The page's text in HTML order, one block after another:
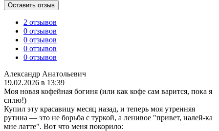
Оставить отзыв
2 отзывов
0 отзывов
0 отзывов
0 отзывов
0 отзывов
Александр Анатольевич
19.02.2026 в 13:39
Моя новая кофейная богиня (или как кофе сам варится, пока я
сплю!)
Купил эту красавицу месяц назад, и теперь моя утренняя
рутина — это не борьба с туркой, а ленивое "привет, налей-ка
мне латте". Вот что меня покорило: